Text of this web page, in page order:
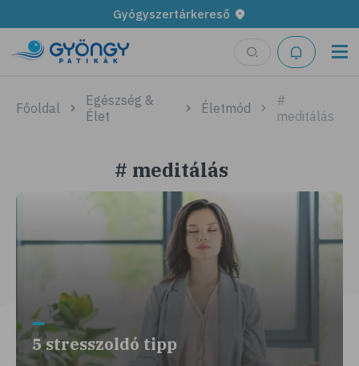
Gyógyszertárkereső
Főoldal
Egészség &
Élet
Életmód
#
meditálás
# meditálás
5 stresszoldó tipp